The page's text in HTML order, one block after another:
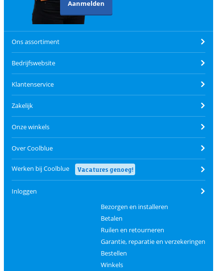
Aanmelden
Ons assortiment
Bedrijfswebsite
Klantenservice
Zakelijk
Onze winkels
Over Coolblue
Werken bij Coolblue Vacatures genoeg!
Inloggen
Bezorgen en installeren
Betalen
Ruilen en retourneren
Garantie, reparatie en verzekeringen
Bestellen
Winkels